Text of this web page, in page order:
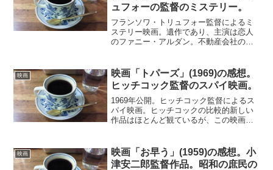
ュフォーの監督のミステリー。
フランソワ・トリュフォー監督によるミ
ステリー映画。遺作であり、主演は恋人
のファニー・アルダン。不動産会社の秘
に巻き込まれ容疑者となってしまう。彼
を救うために、素人ながら...
映画
映画「トパーズ」(1969)の感想。
ヒッチコック監督のスパイ映画。
1969年公開。ヒッチコック監督によるス
パイ映画。ヒッチコックの比較的新しい
作品はほとんど観ているが、この映画だ
ン」は好きでくり返し観ているので、こ
の映画にも期待しなが...
映画
映画「お早う」(1959)の感想。小
津安二郎監督作品。昭和の庶民の